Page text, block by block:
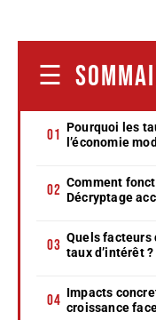
Pourquoi les
l’économie
Comment
Décryptage
Quels facteurs
taux d’intérêt ?
Impacts
croissance